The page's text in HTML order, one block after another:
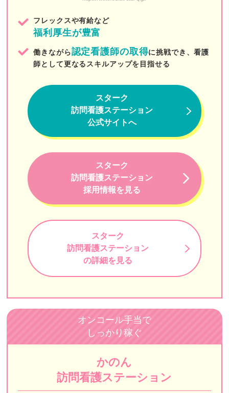
みんなのかかりつけ訪問看護ステーション
デイジー（DayGee）
自由が丘訪問看護ステーション
砂町訪問看護ステーション
こまぎの訪問看護ステーション天馬
おうちにかえろう。病院
フローカ訪問看護ステーション
訪問看護ステーションはなえみ
しもふり訪問看護ステーション
在宅看護センター本郷
あわーず訪問看護リハビリステーション
しろひげ在宅診療所
訪問看護ステーションリライブ
スマイル優訪問看護ステーション
ISM訪問看護ステーション
しもいぐさ正吉苑
フレックスや有給など
福利厚生が豊富
働きながら認定看護師の取得に挑戦でき、看護
師として更なるスキルアップを目指せる
スターク
訪問看護ステーション
公式サイトへ
スターク
訪問看護ステーション
採用情報を見る
スターク
訪問看護ステーション
の詳細を見る
オンコール手当で
しっかり稼ぐ
かのん
訪問看護ステーション